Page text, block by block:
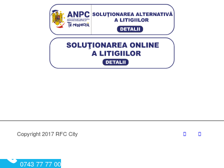
Copyright 2017 RFC City
0743 77 77 00